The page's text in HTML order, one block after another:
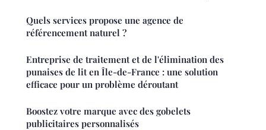
Quels services propose une agence de
référencement naturel ?
Entreprise de traitement et de l'élimination des
punaises de lit en Île-de-France : une solution
efficace pour un problème déroutant
Boostez votre marque avec des gobelets
publicitaires personnalisés